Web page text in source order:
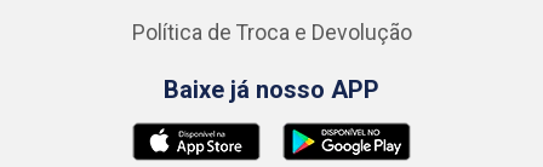
Política de Troca e Devolução
Baixe já nosso APP